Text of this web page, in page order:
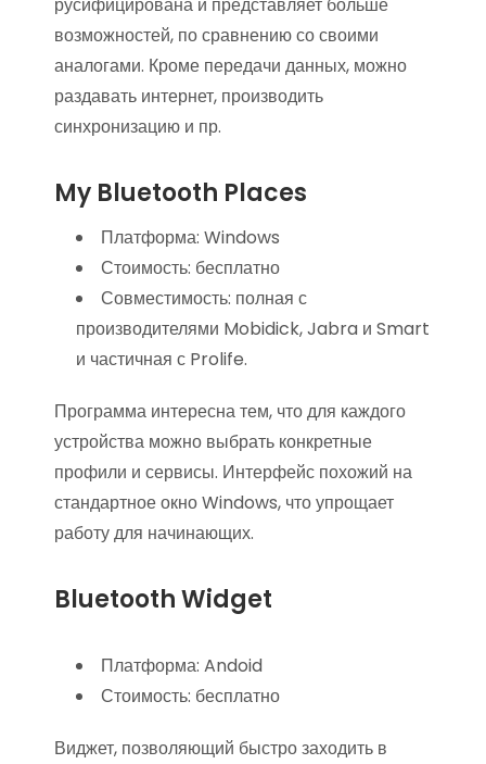
возможностей, по сравнению со своими
аналогами. Кроме передачи данных, можно
раздавать интернет, производить
синхронизацию и пр.
My Bluetooth Places
Платформа: Windows
Стоимость: бесплатно
Совместимость: полная с
производителями Mobidick, Jabra и Smart
и частичная с Prolife.
Программа интересна тем, что для каждого
устройства можно выбрать конкретные
профили и сервисы. Интерфейс похожий на
стандартное окно Windows, что упрощает
работу для начинающих.
Bluetooth Widget
Платформа: Andoid
Стоимость: бесплатно
Виджет, позволяющий быстро заходить в